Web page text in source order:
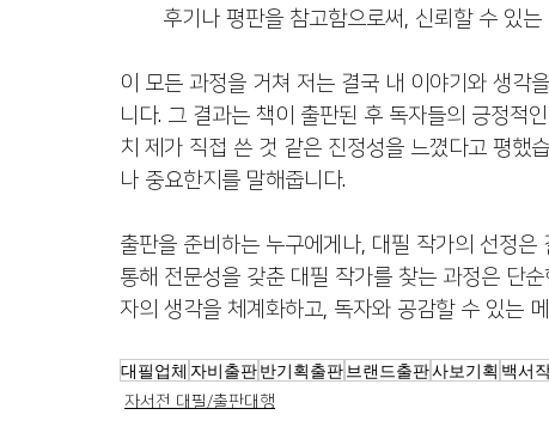
후기나 평판을 참고함으로써, 신뢰할 수 있
이 모든 과정을 거쳐 저는 결국 내 이야기와 생각
니다. 그 결과는 책이 출판된 후 독자들의 긍정적
치 제가 직접 쓴 것 같은 진정성을 느꼈다고 평했
나 중요한지를 말해줍니다.
출판을 준비하는 누구에게나, 대필 작가의 선정
통해 전문성을 갖춘 대필 작가를 찾는 과정은 단
자의 생각을 체계화하고, 독자와 공감할 수 있는
대필업체 자비출판반기획출판브랜드출판사보기획 백서
자서전 대필/출판대행